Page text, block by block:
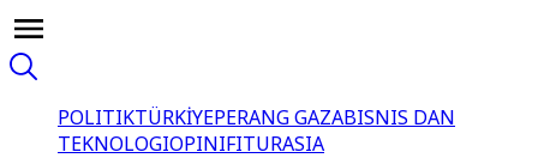
POLITIKTÜRKİYEPERANG GAZABISNIS DAN
TEKNOLOGIOPINIFITURASIA